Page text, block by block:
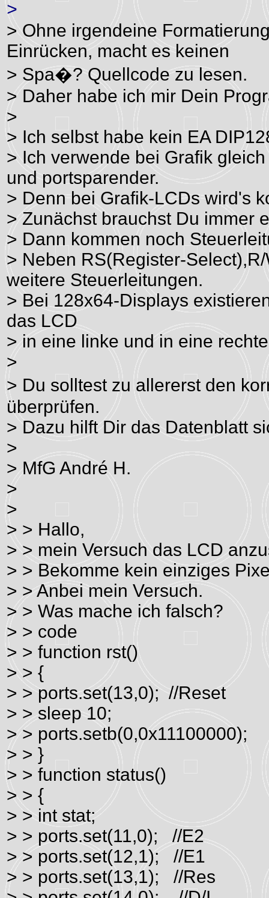
>
> Ohne irgendeine
Einrücken, macht es keinen
> Spa�? Quellcode zu lesen.
> Daher habe ich mir Dein
>
> Ich selbst habe kein EA
> Ich verwende bei Grafik
und portsparender.
> Denn bei Grafik-LCDs wird's
> Zunächst brauchst Du immer
> Dann kommen noch
> Neben RS(Register-
weitere Steuerleitungen.
> Bei 128x64-Displays
das LCD
> in eine linke und in eine
>
> Du solltest zu allererst den
überprüfen.
> Dazu hilft Dir das Datenblatt
>
> MfG André H.
>
>
> > Hallo,
> > mein Versuch das LCD
> > Bekomme kein einziges
> > Anbei mein Versuch.
> > Was mache ich falsch?
> > code
> > function rst()
> > {
> > ports.set(13,0); //Reset
> > sleep 10;
> > ports.setb(0,0x11100000);
> > }
> > function status()
> > {
> > int stat;
> > ports.set(11,0); //E2
> > ports.set(12,1); //E1
> > ports.set(13,1); //Res